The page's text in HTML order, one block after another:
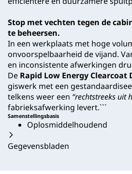
Stop met vechten tegen de
te beheersen.
In een werkplaats met hoge
onvoorspelbaarheid de vijand.
en inconsistente afwerkingen
De Rapid Low Energy Clearcoat
giswerk met een
telkens weer een “rechtstreeks uit
fabrieksafwerking levert.```
Samenstellingsbasis
Oplosmiddelhoudend
Gegevensbladen